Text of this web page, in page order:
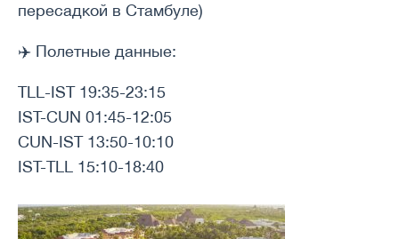
пересадкой в Стамбуле)
✈️ Полетные данные:
TLL-IST 19:35-23:15
IST-CUN 01:45-12:05
CUN-IST 13:50-10:10
IST-TLL 15:10-18:40